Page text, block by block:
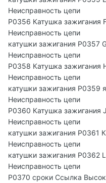
Неисправность цепи
P0356 Катушка зажигания
Неисправность цепи
катушки зажигания P0357
Неисправность цепи
P0358 Катушка зажигания
Неисправность цепи
катушки зажигания P0359
Неисправность цепи
P0360 Катушка зажигания
Неисправность цепи
катушки зажигания P0361
Неисправность цепи
катушки зажигания P0362
Неисправность цепи
P0370 сроки Ссылка